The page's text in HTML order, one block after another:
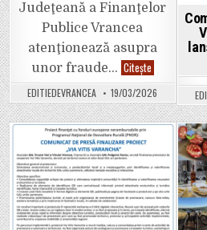
Judeţeană a Finanţelor
Publice Vrancea
atenţionează asupra
unor fraude… CiteșteFraude
telefonice
în
numele
ANAF
pentru
a
date
personale
şi
date
bancare.
EDITIEDEVRANCEA 19/03/2026
Posted
in